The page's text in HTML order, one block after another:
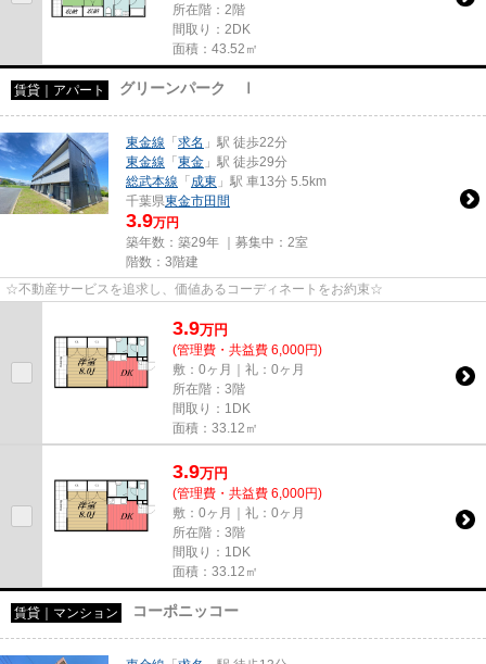
所在階：2階
間取り：2DK
面積：43.52㎡
賃貸｜アパート グリーンパーク Ⅰ
東金線 「求名 」駅 徒歩22分
東金線 「東金 」駅 徒歩29分
総武本線 「成東 」駅 車13分 5.5km
千葉県東金市田間
3.9万円
築年数：築29年 ｜募集中： 2室
階数：3階建
☆不動産サービスを追求し、価値あるコーディネートをお約束☆
3.9万円
(管理費・共益費 6,000円)
敷：0ヶ月｜礼：0ヶ月
所在階：3階
間取り：1DK
面積：33.12㎡
3.9万円
(管理費・共益費 6,000円)
敷：0ヶ月｜礼：0ヶ月
所在階：3階
間取り：1DK
面積：33.12㎡
賃貸｜マンション コーポニッコー